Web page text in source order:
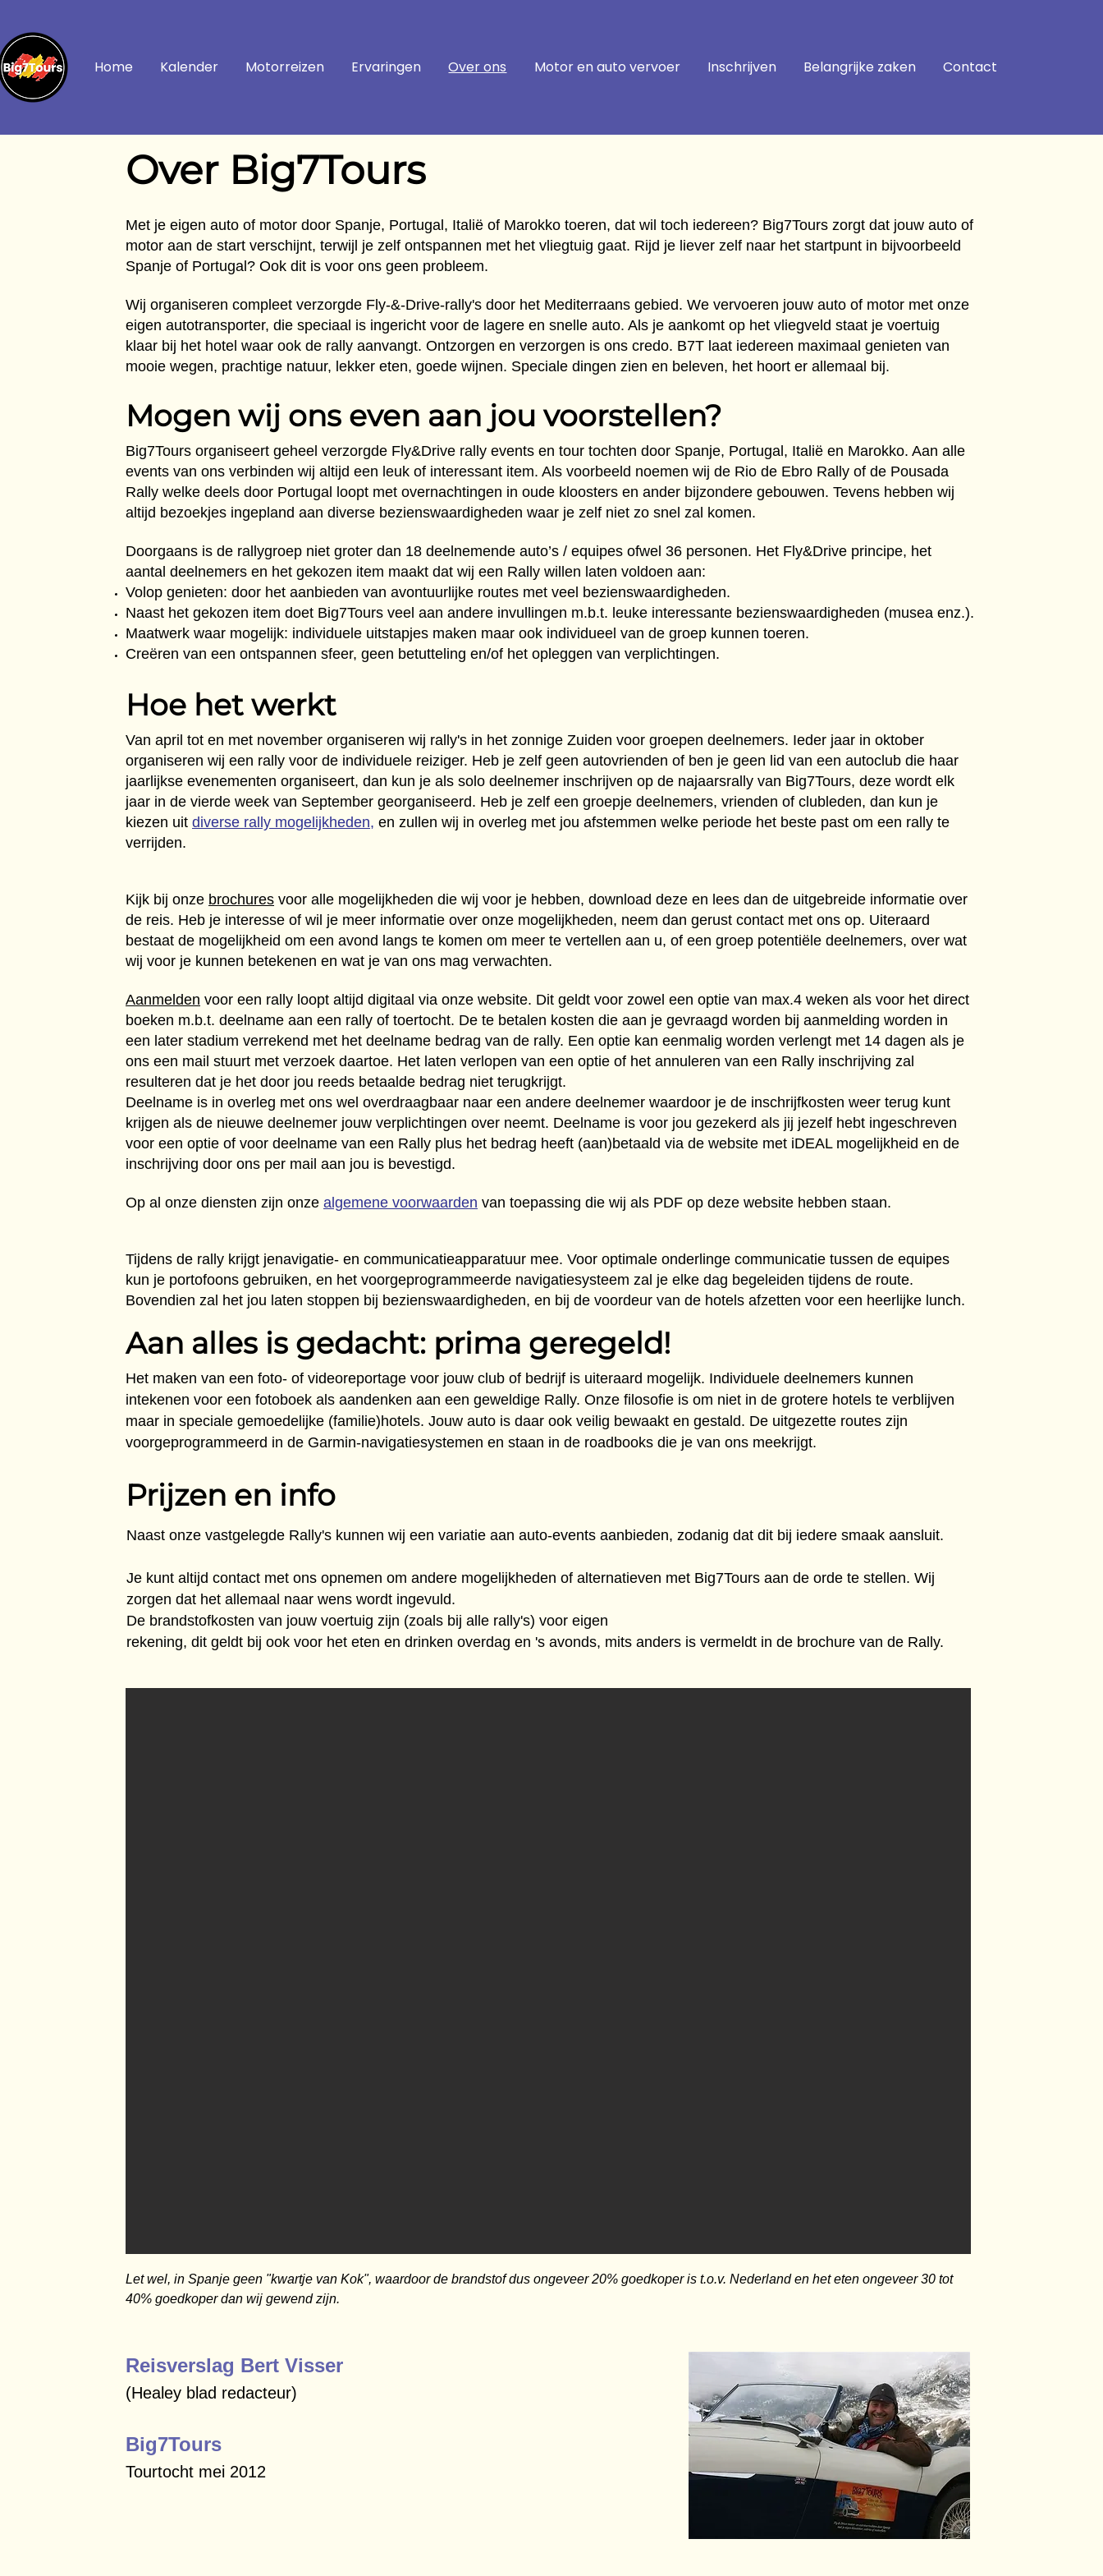
Home Kalender Motorreizen Ervaringen Over ons Motor en auto vervoer Inschrijven Belangrijke zaken Contact
Over Big7Tours
Met je eigen auto of motor door Spanje, Portugal, Italië of Marokko toeren, dat wil toch iedereen? Big7Tours zorgt dat jouw auto of
motor aan de start verschijnt, terwijl je zelf ontspannen met het vliegtuig gaat. Rijd je liever zelf naar het startpunt in bijvoorbeeld
Spanje of Portugal? Ook dit is voor ons geen probleem.
Wij organiseren compleet verzorgde Fly-&-Drive-rally's door het Mediterraans gebied. We vervoeren jouw auto of motor met onze
eigen autotransporter, die speciaal is ingericht voor de lagere en snelle auto. Als je aankomt op het vliegveld staat je voertuig
klaar bij het hotel waar ook de rally aanvangt. Ontzorgen en verzorgen is ons credo. B7T laat iedereen maximaal genieten van
mooie wegen, prachtige natuur, lekker eten, goede wijnen. Speciale dingen zien en beleven, het hoort er allemaal bij.
Mogen wij ons even aan jou voorstellen?
Big7Tours organiseert geheel verzorgde Fly&Drive rally events en tour tochten door Spanje, Portugal, Italië en Marokko. Aan alle
events van ons verbinden wij altijd een leuk of interessant item. Als voorbeeld noemen wij de Rio de Ebro Rally of de Pousada
Rally welke deels door Portugal loopt met overnachtingen in oude kloosters en ander bijzondere gebouwen. Tevens hebben wij
altijd bezoekjes ingepland aan diverse bezienswaardigheden waar je zelf niet zo snel zal komen.
Doorgaans is de rallygroep niet groter dan 18 deelnemende auto’s / equipes ofwel 36 personen. Het Fly&Drive principe, het
aantal deelnemers en het gekozen item maakt dat wij een Rally willen laten voldoen aan:
Volop genieten: door het aanbieden van avontuurlijke routes met veel bezienswaardigheden.
Naast het gekozen item doet Big7Tours veel aan andere invullingen m.b.t. leuke interessante bezienswaardigheden (musea enz.).
Maatwerk waar mogelijk: individuele uitstapjes maken maar ook individueel van de groep kunnen toeren.
Creëren van een ontspannen sfeer, geen betutteling en/of het opleggen van verplichtingen.
Hoe het werkt
Van april tot en met november organiseren wij rally's in het zonnige Zuiden voor groepen deelnemers. Ieder jaar in oktober
organiseren wij een rally voor de individuele reiziger. Heb je zelf geen autovrienden of ben je geen lid van een autoclub die haar
jaarlijkse evenementen organiseert, dan kun je als solo deelnemer inschrijven op de najaarsrally van Big7Tours, deze wordt elk
jaar in de vierde week van September georganiseerd. Heb je zelf een groepje deelnemers, vrienden of clubleden, dan kun je
kiezen uit diverse rally mogelijkheden, en zullen wij in overleg met jou afstemmen welke periode het beste past om een rally te
verrijden.
Kijk bij onze brochures voor alle mogelijkheden die wij voor je hebben, download deze en lees dan de uitgebreide informatie over
de reis. Heb je interesse of wil je meer informatie over onze mogelijkheden, neem dan gerust contact met ons op. Uiteraard
bestaat de mogelijkheid om een avond langs te komen om meer te vertellen aan u, of een groep potentiële deelnemers, over wat
wij voor je kunnen betekenen en wat je van ons mag verwachten.
Aanmelden voor een rally loopt altijd digitaal via onze website. Dit geldt voor zowel een optie van max.4 weken als voor het direct
boeken m.b.t. deelname aan een rally of toertocht. De te betalen kosten die aan je gevraagd worden bij aanmelding worden in
een later stadium verrekend met het deelname bedrag van de rally. Een optie kan eenmalig worden verlengt met 14 dagen als je
ons een mail stuurt met verzoek daartoe. Het laten verlopen van een optie of het annuleren van een Rally inschrijving zal
resulteren dat je het door jou reeds betaalde bedrag niet terugkrijgt.
Deelname is in overleg met ons wel overdraagbaar naar een andere deelnemer waardoor je de inschrijfkosten weer terug kunt
krijgen als de nieuwe deelnemer jouw verplichtingen over neemt. Deelname is voor jou gezekerd als jij jezelf hebt ingeschreven
voor een optie of voor deelname van een Rally plus het bedrag heeft (aan)betaald via de website met iDEAL mogelijkheid en de
inschrijving door ons per mail aan jou is bevestigd.
Op al onze diensten zijn onze algemene voorwaarden van toepassing die wij als PDF op deze website hebben staan.
Tijdens de rally krijgt jenavigatie- en communicatieapparatuur mee. Voor optimale onderlinge communicatie tussen de equipes
kun je portofoons gebruiken, en het voorgeprogrammeerde navigatiesysteem zal je elke dag begeleiden tijdens de route.
Bovendien zal het jou laten stoppen bij bezienswaardigheden, en bij de voordeur van de hotels afzetten voor een heerlijke lunch.
Aan alles is gedacht: pri​ma geregeld!
Het maken van een foto- of videoreportage voor jouw club of bedrijf is uiteraard mogelijk. Individuele deelnemers kunnen
intekenen voor een fotoboek als aandenken aan een geweldige Rally. Onze filosofie is om niet in de grotere hotels te verblijven
maar in speciale gemoedelijke (familie)hotels. Jouw auto is daar ook veilig bewaakt en gestald. De uitgezette routes zijn
voorgeprogrammeerd in de Garmin-navigatiesystemen en staan in de roadbooks die je van ons meekrijgt.
Prijzen en info
Naast onze vastgelegde Rally's kunnen wij een variatie aan auto-events aanbieden, zodanig dat dit bij iedere smaak aansluit.
Je kunt altijd contact met ons opnemen om andere mogelijkheden of alternatieven met Big7Tours aan de orde te stellen. Wij
zorgen dat het allemaal naar wens wordt ingevuld.
De brandstofkosten van jouw voertuig zijn (zoals bij alle rally's) voor eigen
rekening, dit geldt bij ook voor het eten en drinken overdag en 's avonds, mits anders is vermeldt in de brochure van de Rally.
Let wel, in Spanje geen "kwartje van Kok", waardoor de brandstof dus ongeveer 20% goedkoper is t.o.v. Nederland en het eten ongeveer 30 tot
40% goedkoper dan wij gewend zijn.
Reisverslag Bert Visser
(Healey blad redacteur)
Big7Tours
Tourtocht mei 2012